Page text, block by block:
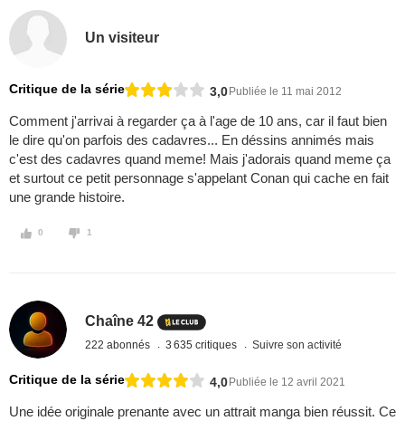
Un visiteur
Critique de la série 3,0Publiée le 11 mai 2012
Comment j'arrivai à regarder ça à l'age de 10 ans, car il faut bien
le dire qu'on parfois des cadavres... En déssins annimés mais
c'est des cadavres quand meme! Mais j'adorais quand meme ça
et surtout ce petit personnage s'appelant Conan qui cache en fait
une grande histoire.
0 1
Chaîne 42
222 abonnés 3 635 critiques Suivre son activité
Critique de la série 4,0Publiée le 12 avril 2021
Une idée originale prenante avec un attrait manga bien réussit. Ce